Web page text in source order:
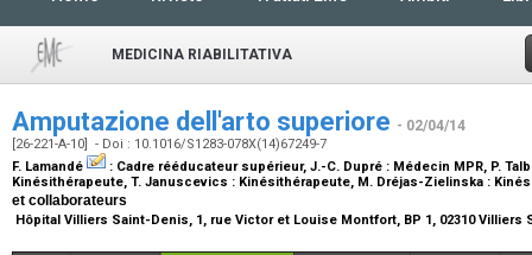
MEDICINA RIABILITATIVA
Amputazione dell'arto superiore - 02/04/14
[26-221-A-10] - Doi : 10.1016/S1283-078X(14)67249-7
F. Lamandé
: Cadre rééducateur supérieur, J.-C. Dupré : Médecin MPR, P.
Kinésithérapeute, T. Januscevics : Kinésithérapeute, M. Dréjas-Zielinska :
et collaborateurs
Hôpital Villiers Saint-Denis, 1, rue Victor et Louise Montfort, BP 1, 02310 Villiers